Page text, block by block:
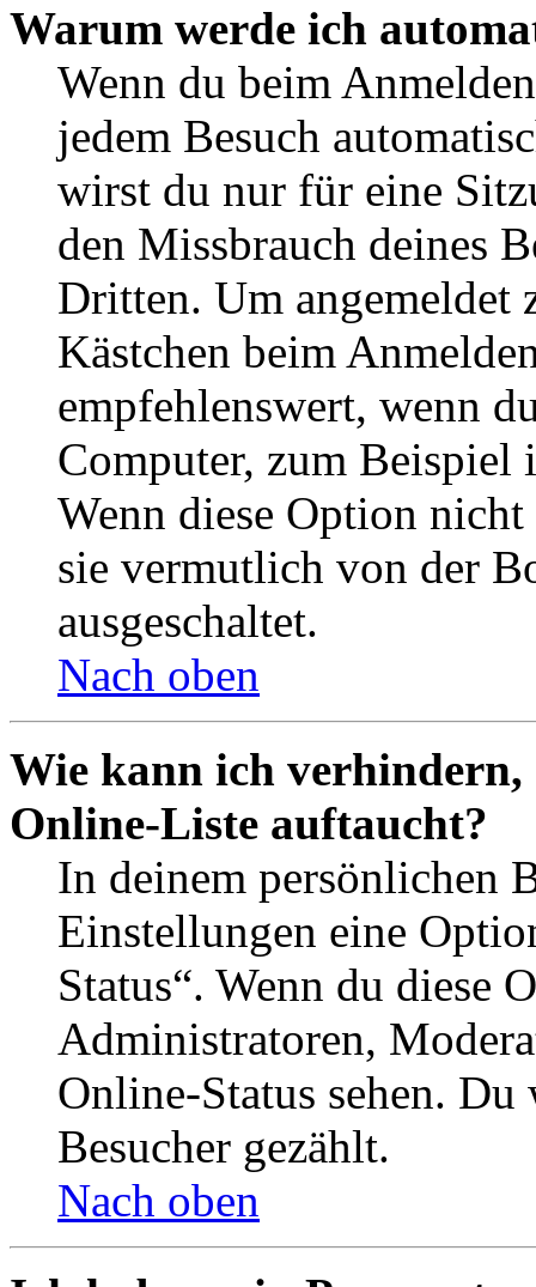
Warum werde ich
Wenn du beim
jedem Besuch
wirst du nur für eine
den Missbrauch deines
Dritten. Um angemeldet
Kästchen beim
empfehlenswert, wenn
Computer, zum Beispiel
Wenn diese Option
sie vermutlich von der
ausgeschaltet.
Nach oben
Wie kann ich verhindern,
Online-Liste auftaucht?
In deinem persönlichen
Einstellungen eine
Status“. Wenn du diese
Administratoren,
Online-Status sehen.
Besucher gezählt.
Nach oben